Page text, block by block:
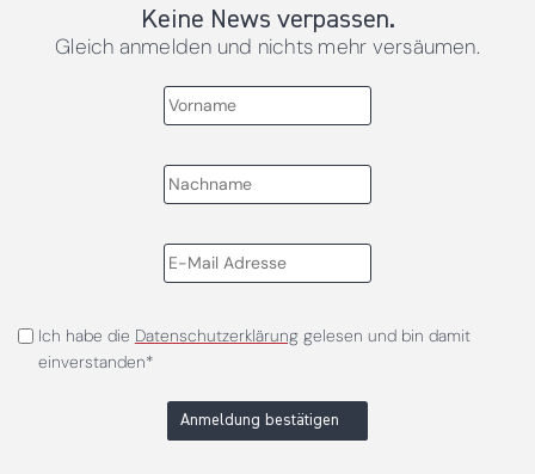
Keine News verpassen.
Gleich anmelden und nichts mehr versäumen.
Ich habe die Datenschutzerklärunggelesen und bin damit
einverstanden*
Anmeldung bestätigen